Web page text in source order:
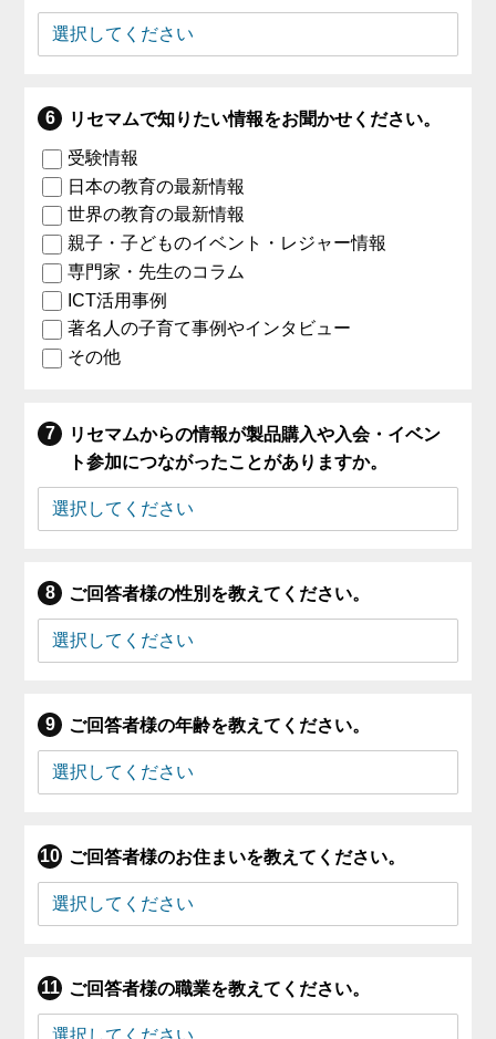
リセマムで知りたい情報をお聞かせください。
受験情報
日本の教育の最新情報
世界の教育の最新情報
親子・子どものイベント・レジャー情報
専門家・先生のコラム
ICT活用事例
著名人の子育て事例やインタビュー
その他
リセマムからの情報が製品購入や入会・イベン
ト参加につながったことがありますか。
ご回答者様の性別を教えてください。
ご回答者様の年齢を教えてください。
ご回答者様のお住まいを教えてください。
ご回答者様の職業を教えてください。